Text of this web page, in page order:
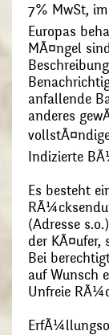
7% MwSt,
Europas
MÃ¤ngel
anfallende
anderes
Indizierte
Es besteht
(Adresse
der
Bei
auf Wunsch
Unfreie